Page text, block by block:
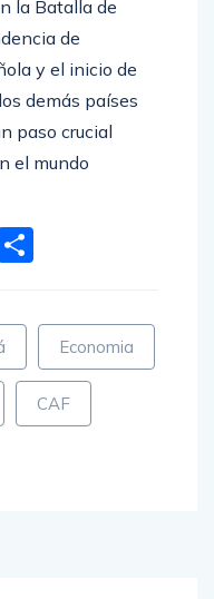
la Batalla de
de
y el inicio de
demás países
paso crucial
el mundo
Economia
CAF